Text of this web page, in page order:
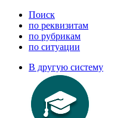
Поиск
по реквизитам
по рубрикам
по ситуации
В другую систему